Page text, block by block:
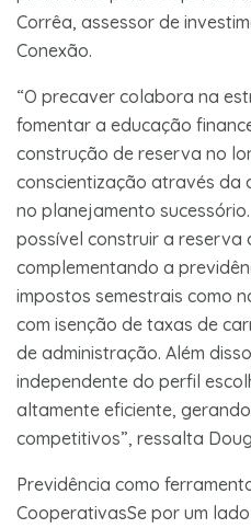
Corrêa, assessor de
Conexão.
“O precaver colabora na
fomentar a educação
construção de reserva no
conscientização através da
no planejamento
possível construir a reserva
complementando a
impostos semestrais como
com isenção de taxas de
de administração. Além
independente do perfil
altamente eficiente,
competitivos”, ressalta
Previdência como
CooperativasSe por um